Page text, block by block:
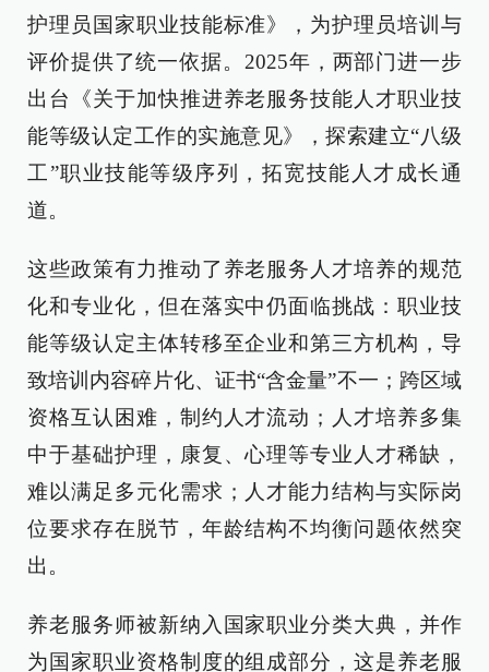
护理员国家职业技能标准》，为护理员培训与
评价提供了统一依据。2025年，两部门进一步
出台《关于加快推进养老服务技能人才职业技
能等级认定工作的实施意见》，探索建立“八级
工”职业技能等级序列，拓宽技能人才成长通
道。
这些政策有力推动了养老服务人才培养的规范
化和专业化，但在落实中仍面临挑战：职业技
能等级认定主体转移至企业和第三方机构，导
致培训内容碎片化、证书“含金量”不一；跨区域
资格互认困难，制约人才流动；人才培养多集
中于基础护理，康复、心理等专业人才稀缺，
难以满足多元化需求；人才能力结构与实际岗
位要求存在脱节，年龄结构不均衡问题依然突
出。
养老服务师被新纳入国家职业分类大典，并作
为国家职业资格制度的组成部分，这是养老服